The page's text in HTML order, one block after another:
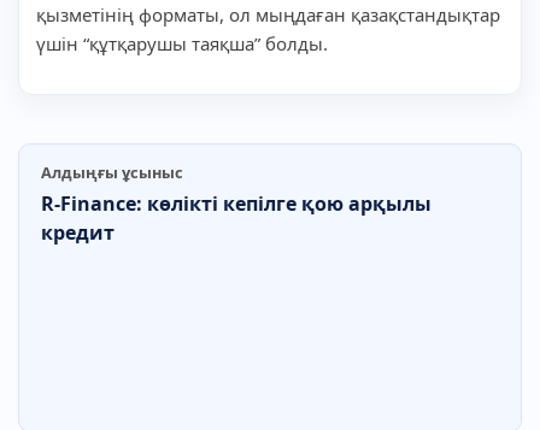
қызметінің форматы, ол мыңдаған қазақстандықтар
үшін “құтқарушы таяқша” болды.
Алдыңғы ұсыныс
R-Finance: көлікті кепілге қою арқылы
кредит